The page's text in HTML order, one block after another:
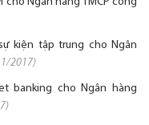
kiện tập trung cho Ngân
2017)
banking cho Ngân hàng